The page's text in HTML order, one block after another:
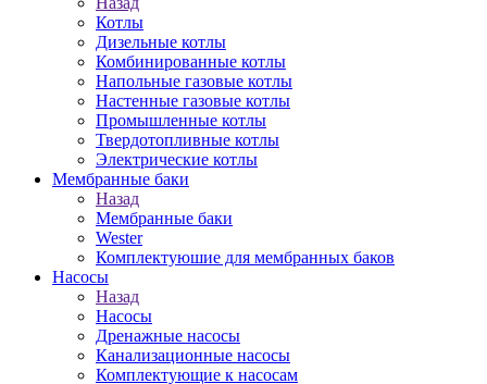
Котлы
Дизельные котлы
Комбинированные котлы
Напольные газовые котлы
Настенные газовые котлы
Промышленные котлы
Твердотопливные котлы
Электрические котлы
Мембранные баки
Назад
Мембранные баки
Wester
Комплектуюшие для мембранных баков
Насосы
Назад
Насосы
Дренажные насосы
Канализационные насосы
Комплектующие к насосам